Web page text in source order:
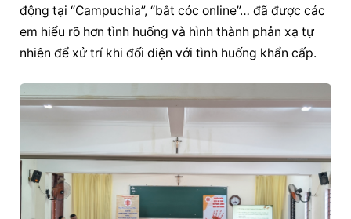
động tại “Campuchia”, “bắt cóc online”… đã được các
em hiểu rõ hơn tình huống và hình thành phản xạ tự
nhiên để xử trí khi đối diện với tình huống khẩn cấp.